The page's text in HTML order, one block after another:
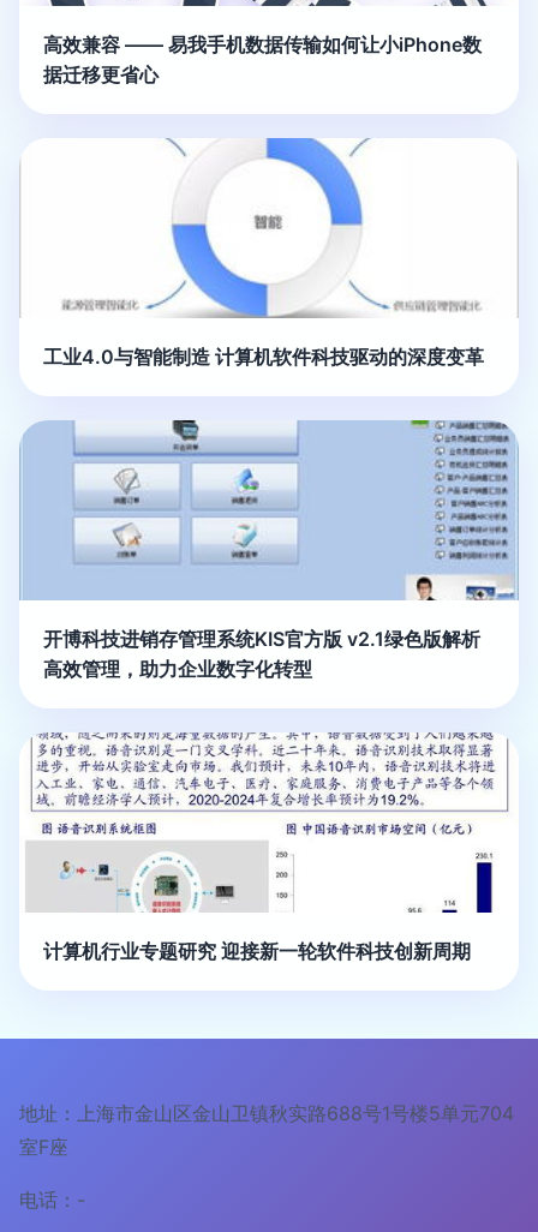
高效兼容 —— 易我手机数据传输如何让小iPhone数
据迁移更省心
工业4.0与智能制造 计算机软件科技驱动的深度变革
开博科技进销存管理系统KIS官方版 v2.1绿色版解析
高效管理，助力企业数字化转型
计算机行业专题研究 迎接新一轮软件科技创新周期
地址：上海市金山区金山卫镇秋实路688号1号楼5单元704
室F座
电话：-